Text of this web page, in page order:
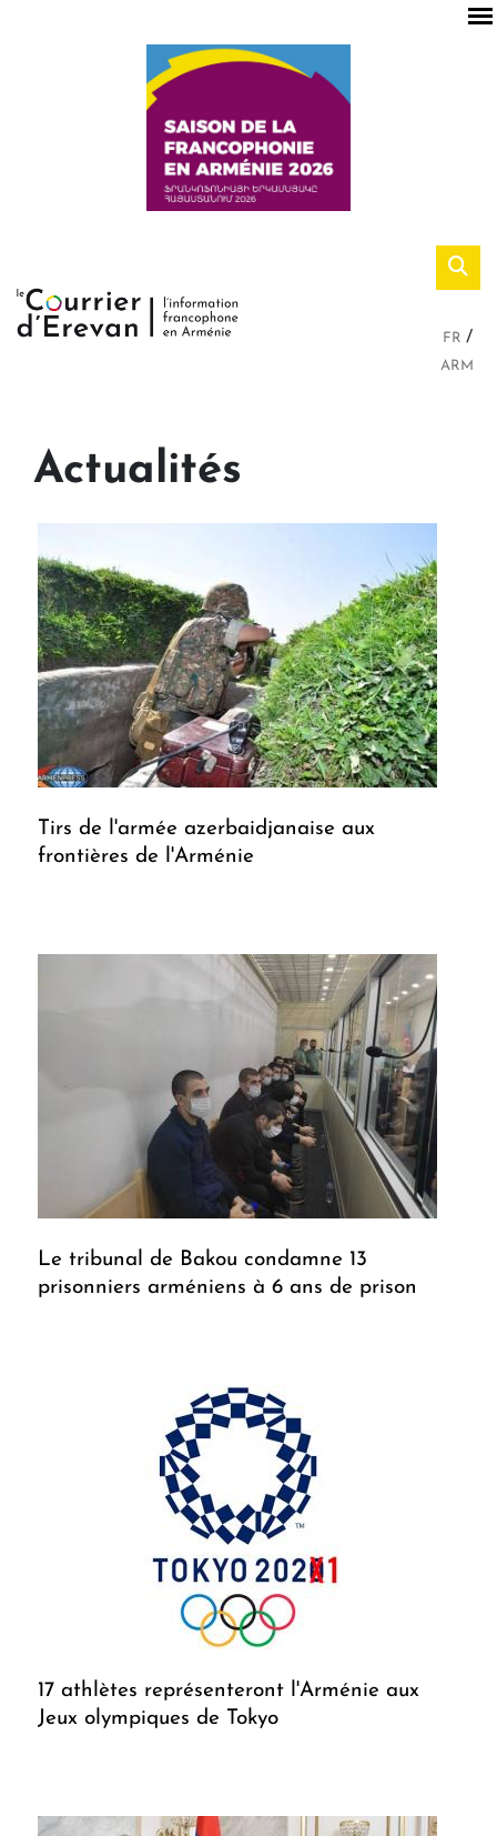
FR
ARM
Actualités
Tirs de l'armée azerbaidjanaise aux
frontières de l'Arménie
Le tribunal de Bakou condamne 13
prisonniers arméniens à 6 ans de prison
17 athlètes représenteront l'Arménie aux
Jeux olympiques de Tokyo